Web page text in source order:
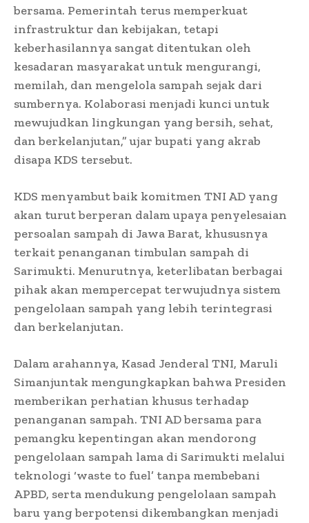
bersama. Pemerintah terus memperkuat
infrastruktur dan kebijakan, tetapi
keberhasilannya sangat ditentukan oleh
kesadaran masyarakat untuk mengurangi,
memilah, dan mengelola sampah sejak dari
sumbernya. Kolaborasi menjadi kunci untuk
mewujudkan lingkungan yang bersih, sehat,
dan berkelanjutan,” ujar bupati yang akrab
disapa KDS tersebut.
KDS menyambut baik komitmen TNI AD yang
akan turut berperan dalam upaya penyelesaian
persoalan sampah di Jawa Barat, khususnya
terkait penanganan timbulan sampah di
Sarimukti. Menurutnya, keterlibatan berbagai
pihak akan mempercepat terwujudnya sistem
pengelolaan sampah yang lebih terintegrasi
dan berkelanjutan.
Dalam arahannya, Kasad Jenderal TNI, Maruli
Simanjuntak mengungkapkan bahwa Presiden
memberikan perhatian khusus terhadap
penanganan sampah. TNI AD bersama para
pemangku kepentingan akan mendorong
pengelolaan sampah lama di Sarimukti melalui
teknologi ‘waste to fuel’ tanpa membebani
APBD, serta mendukung pengelolaan sampah
baru yang berpotensi dikembangkan menjadi